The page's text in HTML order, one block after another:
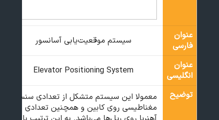
عنوان
فارسی
سیستم موقعیت‌یابی آسانسور
عنوان
انگلیسی
Elevator Positioning System
توضیح
معمولا این سیستم متشکل از تعدادی سنسور
مغناطیسی روی کابین و همچنین تعدادی